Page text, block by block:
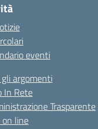
eventi
argomenti
In Rete
Trasparente
line